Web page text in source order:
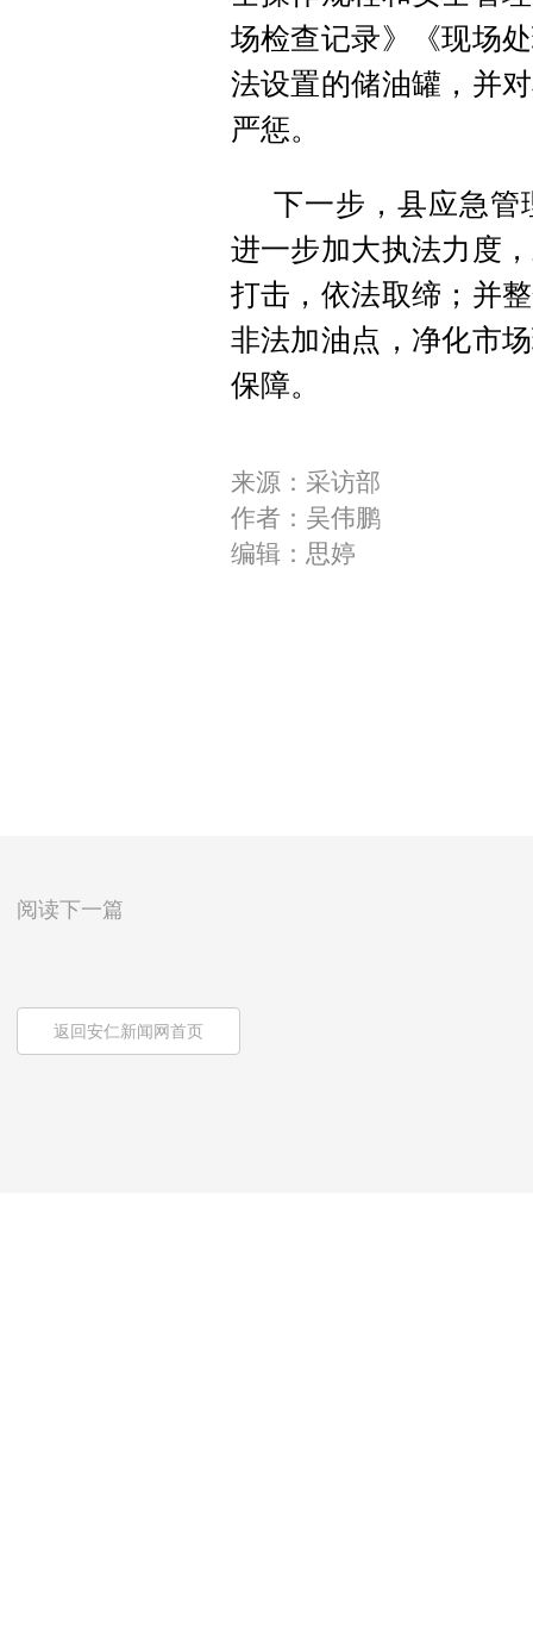
场检查记录》《现场
法设置的储油罐，并
严惩。
下一步，县应急管
进一步加大执法力度
打击，依法取缔；并
非法加油点，净化市
保障。
来源：采访部
作者：吴伟鹏
编辑：思婷
阅读下一篇
返回安仁新闻网首页